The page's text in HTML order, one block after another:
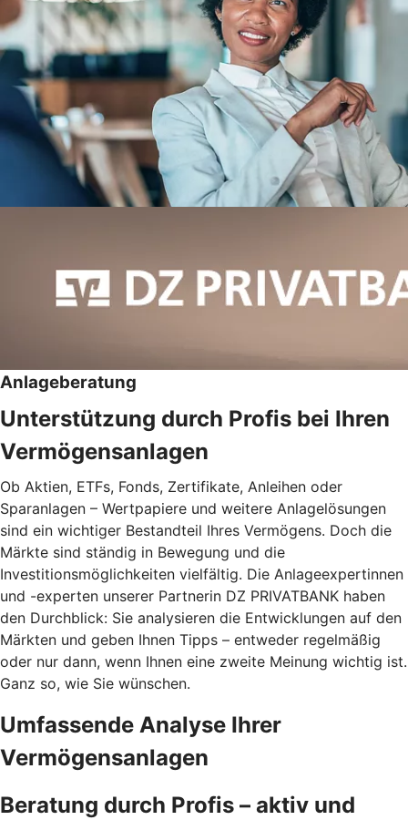
Anlageberatung
Unterstützung durch Profis bei Ihren
Vermögensanlagen
Ob Aktien, ETFs, Fonds, Zertifikate, Anleihen oder
Sparanlagen – Wertpapiere und weitere Anlagelösungen
sind ein wichtiger Bestandteil Ihres Vermögens. Doch die
Märkte sind ständig in Bewegung und die
Investitionsmöglichkeiten vielfältig. Die Anlageexpertinnen
und -experten unserer Partnerin DZ PRIVATBANK haben
den Durchblick: Sie analysieren die Entwicklungen auf den
Märkten und geben Ihnen Tipps – entweder regelmäßig
oder nur dann, wenn Ihnen eine zweite Meinung wichtig ist.
Ganz so, wie Sie wünschen.
Umfassende Analyse Ihrer
Vermögensanlagen
Beratung durch Profis – aktiv und